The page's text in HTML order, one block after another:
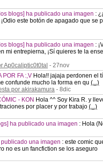
blogs] ha publicado una imagen :
este botón de apagado que se
blogs] ha publicado una imagen :
mi entrepierna, ¡Sí quieres te la
Ap0caliptic0t0tal - 27nov
POR FA :,V Hola!! jajaja perdonen el
confunde mucho la forma en qu (...)
por akirakamura - 8dic
- KON Hola ^^ Soy Kira R. y
por placer y por trabajo (...)
ha publicado una imagen : Hola
una imagen : este comic
no es un fancfiction se los aseguro